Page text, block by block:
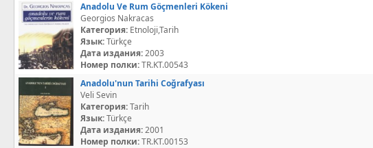
Anadolu Ve Rum Göçmenleri Kökeni
Georgios Nakracas
Категория: Etnoloji,Tarih
Язык:Türkçe
Дата издания:2003
Номер полки:TR.KT.00543
Anadolu'nun Tarihi Coğrafyası
Veli Sevin
Категория:Tarih
Язык:Türkçe
Дата издания:2001
Номер полки:TR.KT.00153